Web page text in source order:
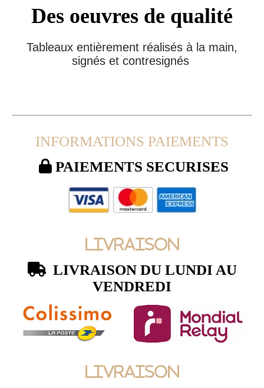
Des oeuvres de qualité
Tableaux entièrement réalisés à la main,
signés et contresignés
INFORMATIONS PAIEMENTS
 PAIEMENTS SECURISES
LIVRAISON
LIVRAISON DU LUNDI AU
VENDREDI
LIVRAISON